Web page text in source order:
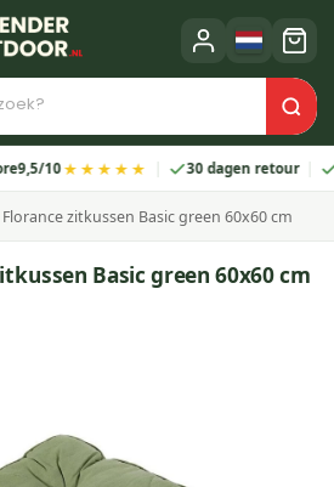
10★★★★★ 30 dagen retour 2
zitkussen Basic green 60x60 cm
Basic green 60x60 cm